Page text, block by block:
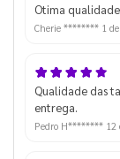
Otima
Cherie ******** 1
Qualidade das
entrega.
Pedro H******** 12